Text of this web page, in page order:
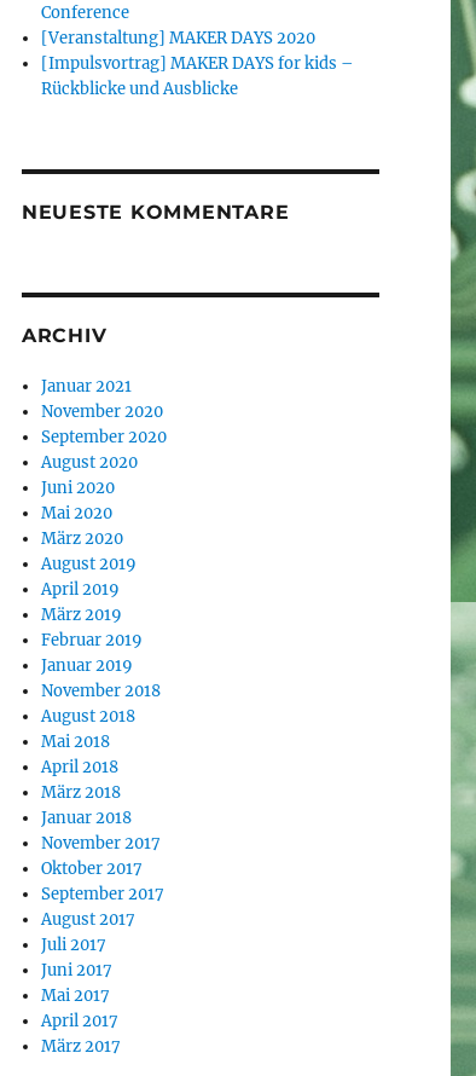
Conference
[Veranstaltung] MAKER DAYS 2020
[Impulsvortrag] MAKER DAYS for kids –
Rückblicke und Ausblicke
NEUESTE KOMMENTARE
ARCHIV
Januar 2021
November 2020
September 2020
August 2020
Juni 2020
Mai 2020
März 2020
August 2019
April 2019
März 2019
Februar 2019
Januar 2019
November 2018
August 2018
Mai 2018
April 2018
März 2018
Januar 2018
November 2017
Oktober 2017
September 2017
August 2017
Juli 2017
Juni 2017
Mai 2017
April 2017
März 2017